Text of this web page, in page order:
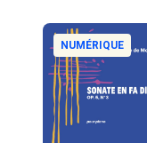
NUMÉRIQUE